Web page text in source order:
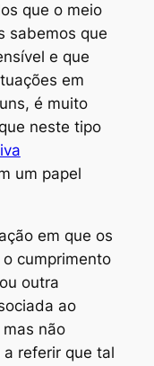
que o meio
sabemos que
e que
em
é muito
neste tipo
um papel
em que os
cumprimento
outra
ao
não
referir que tal